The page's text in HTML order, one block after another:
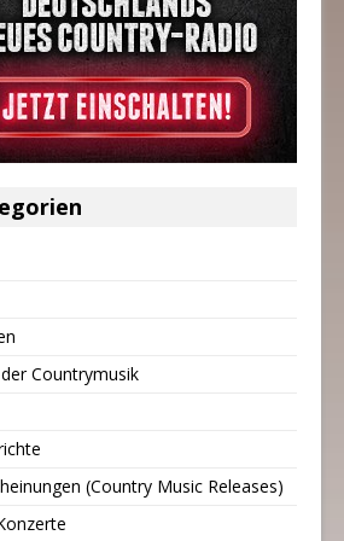
Countrymusik
(Country Music Releases)